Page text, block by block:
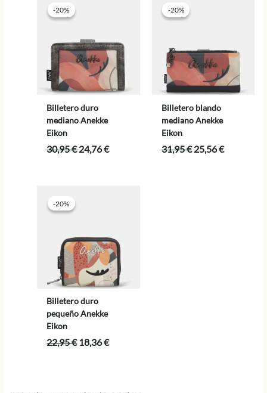
-20%
-20%
Billetero duro
mediano Anekke
Eikon
30,95€El
24,76€El
-20%
-20%
Billetero blando
mediano Anekke
Eikon
31,95€ El
25,56€El
-20%
-20%
Billetero duro
pequeño Anekke
Eikon
22,95€El
18,36€El